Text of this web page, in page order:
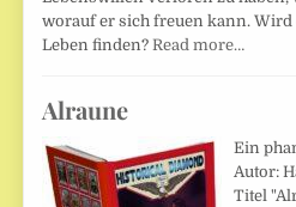
worauf er sich freuen kann. Wird
Leben finden?Read more…
Alraune
Ein
Autor:
Titel